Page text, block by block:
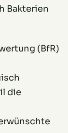
Bakterien
(BfR)
die